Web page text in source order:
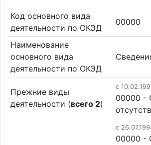
Код основного вида
деятельности по ОКЭД
00000
Наименование
основного вида
деятельности по ОКЭД
Прежние виды
деятельности (всего 2)
c
00000 -
c
00000 -